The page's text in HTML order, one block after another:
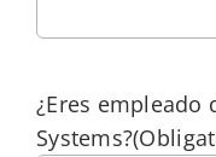
¿Eres empleado
Systems?